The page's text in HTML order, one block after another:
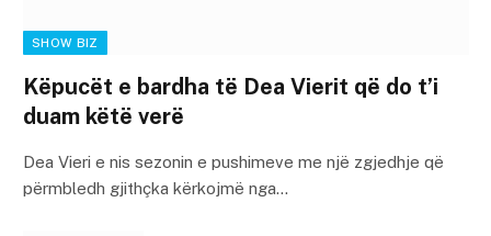
SHOW BIZ
Këpucët e bardha të Dea Vierit që do t’i
duam këtë verë
Dea Vieri e nis sezonin e pushimeve me një zgjedhje që
përmbledh gjithçka kërkojmë nga…